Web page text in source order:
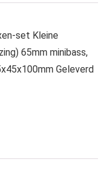
set Kleine
65mm minibass,
Geleverd